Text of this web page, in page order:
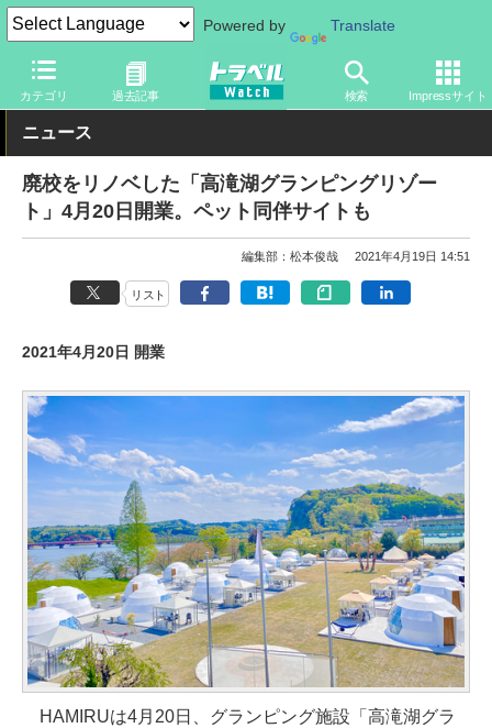
Powered by Translate
カテゴリ 過去記事 検索 Impressサイト
トラベル Watch 地域 国内旅行 関東
ニュース
廃校をリノベした「高滝湖グランピングリゾー
ト」4月20日開業。ペット同伴サイトも
編集部：松本俊哉 2021年4月19日 14:51
リスト
2021年4月20日 開業
HAMIRUは4月20日、グランピング施設「高滝湖グラ